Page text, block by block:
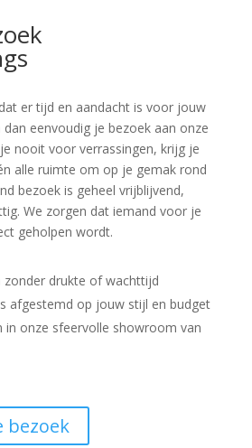
er tijd en aandacht is voor jouw
eenvoudig je bezoek aan onze
nooit voor verrassingen, krijg je
alle ruimte om op je gemak rond
bezoek is geheel vrijblijvend,
We zorgen dat iemand voor je
geholpen wordt.
zonder drukte of wachttijd
afgestemd op jouw stijl en budget
in onze sfeervolle showroom van
bezoek